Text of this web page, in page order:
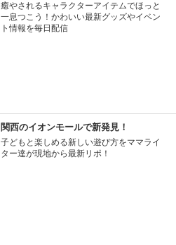
癒やされるキャラクターアイテムでほっと
一息つこう！かわいい最新グッズやイベン
ト情報を毎日配信
関西のイオンモールで新発見！
子どもと楽しめる新しい遊び方をママライ
ター達が現地から最新リポ！